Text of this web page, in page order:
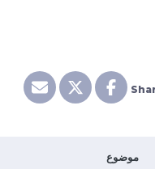
موضوع